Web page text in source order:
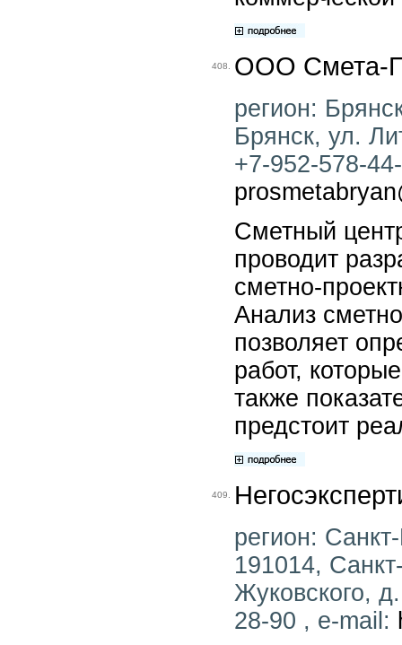
408. ООО Смета-
регион:
Брянск, ул.
+7-952-578-
Сметный
проводит
сметно-
Анализ
позволяет
работ,
также
предстоит
409.
регион:
191014,
Жуковского,
28-90 , e-mail: